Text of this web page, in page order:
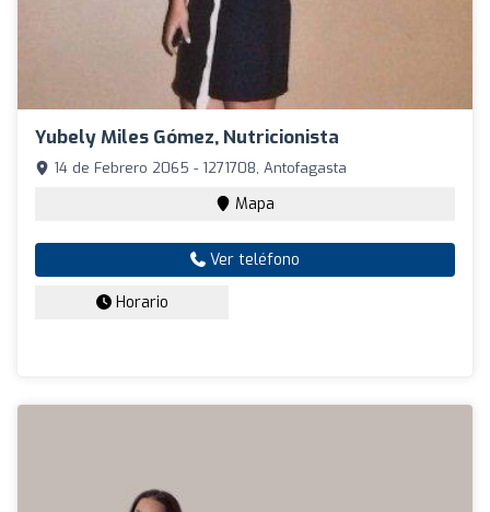
Yubely Miles Gómez, Nutricionista
14 de Febrero 2065 - 1271708, Antofagasta
Mapa
Ver teléfono
Horario